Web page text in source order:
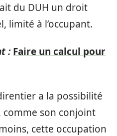
du DUH un droit
limité à l’occupant.
: Faire un calcul pour
a la possibilité
comme son conjoint
cette occupation